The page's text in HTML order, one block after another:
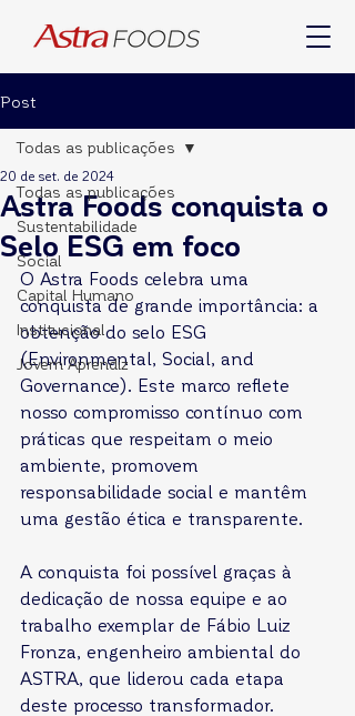
Post
Todas as publicações
Sustentabilidade
Social
Capital Humano
Institucional
Jovem Aprendiz
Todas as publicações
Astra Foods conquista o
Selo ESG em foco
20 de set. de 2024
O Astra Foods celebra uma
conquista de grande importância: a
obtenção do selo ESG
(Environmental, Social, and
Governance). Este marco reflete
nosso compromisso contínuo com
práticas que respeitam o meio
ambiente, promovem
responsabilidade social e mantêm
uma gestão ética e transparente.
A conquista foi possível graças à
dedicação de nossa equipe e ao
trabalho exemplar de Fábio Luiz
Fronza, engenheiro ambiental do
ASTRA, que liderou cada etapa
deste processo transformador.